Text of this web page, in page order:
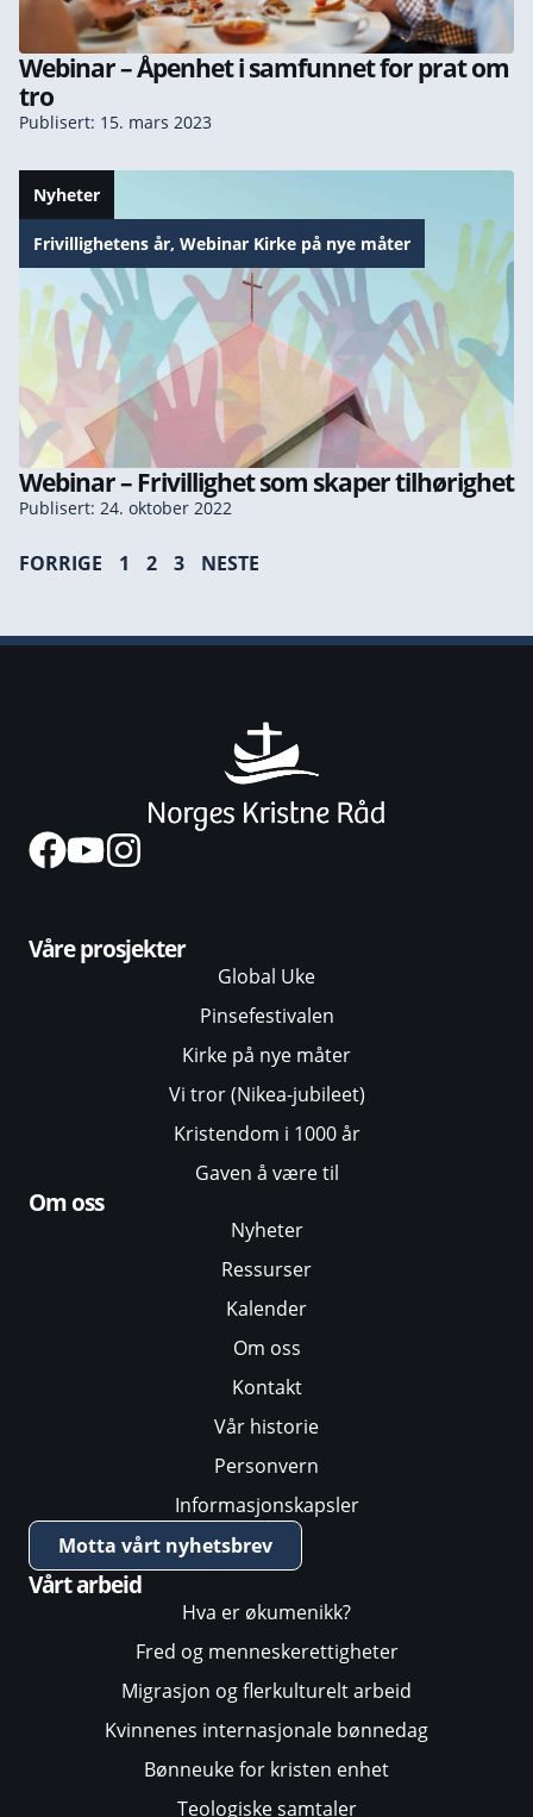
Webinar – Åpenhet i samfunnet for prat om
tro
Publisert: 15. mars 2023
Nyheter
Frivillighetens år, Webinar Kirke på nye måter
Webinar – Frivillighet som skaper tilhørighet
Publisert: 24. oktober 2022
FORRIGE 1 2 3 NESTE
Våre prosjekter
Global Uke
Pinsefestivalen
Kirke på nye måter
Vi tror (Nikea-jubileet)
Kristendom i 1000 år
Gaven å være til
Om oss
Nyheter
Ressurser
Kalender
Om oss
Kontakt
Vår historie
Personvern
Informasjonskapsler
Motta vårt nyhetsbrev
Vårt arbeid
Hva er økumenikk?
Fred og menneskerettigheter
Migrasjon og flerkulturelt arbeid
Kvinnenes internasjonale bønnedag
Bønneuke for kristen enhet
Teologiske samtaler